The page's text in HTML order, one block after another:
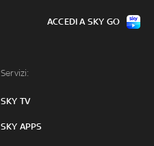
Servizi:
SKY TV
SKY APPS
ACCEDI A SKY GO